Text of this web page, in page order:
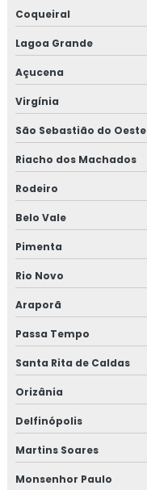
Coqueiral
Lagoa Grande
Açucena
Virgínia
São Sebastião do Oeste
Riacho dos Machados
Rodeiro
Belo Vale
Pimenta
Rio Novo
Araporã
Passa Tempo
Santa Rita de Caldas
Orizânia
Delfinópolis
Martins Soares
Monsenhor Paulo